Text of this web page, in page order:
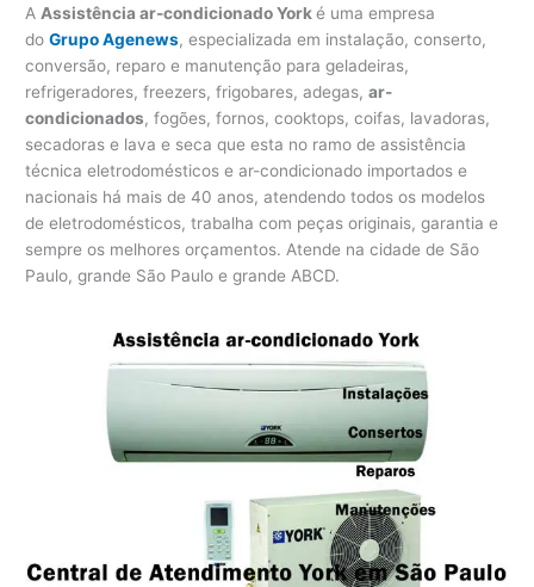
A Assistência ar-condicionado Yorké uma empresa
doGrupo Agenews, especializada em instalação, conserto,
conversão, reparo e manutenção para geladeiras,
refrigeradores, freezers, frigobares, adegas,ar-
condicionados, fogões, fornos, cooktops, coifas, lavadoras,
secadoras e lava e seca que esta no ramo de assistência
técnica eletrodomésticos e ar-condicionado importados e
nacionais há mais de 40 anos, atendendo todos os modelos
de eletrodomésticos, trabalha com peças originais, garantia e
sempre os melhores orçamentos. Atende na cidade de São
Paulo, grande São Paulo e grande ABCD.